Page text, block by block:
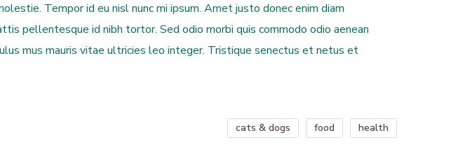
Tempor id eu nisl nunc mi ipsum. Amet justo donec enim diam
pellentesque id nibh tortor. Sed odio morbi quis commodo odio aenean
mus mauris vitae ultricies leo integer. Tristique senectus et netus et
cats & dogs food health